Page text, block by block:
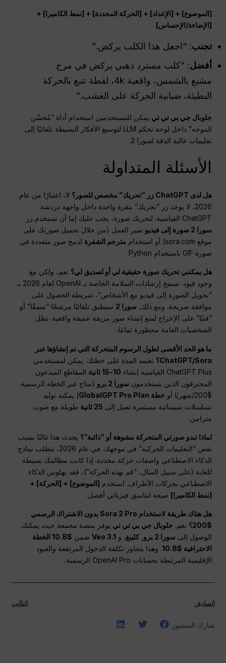
[الموضوع] + [الإعداد] + [الحركة المحددة] + [نمط الكاميرا] +
[الإضاءة/الإحساس]
تجنب: “اجعل هذا الكلب يركض.”
أفضل: “كلب مسترد ذهبي يركض في مرج
مشبع بالشمس، واقعية 4k، لقطة تتبع بالحركة
البطيئة، ضبابية الحركة على العشب.”
جلوبال جي بي تي تي يمكن للمستخدمين استخدام أداة “مُحسِّن
الموجه” داخل لوحة تحكم LLM لتوسيع الأفكار البسيطة تلقائيًا إلى
تعليمات عالية الدقة لسورا 2.
الأسئلة المتداولة
هل لدى ChatGPT زر “تحريك” مخصص للصور؟
لا، اعتبارًا من عام
2026، لا يوجد زر “تحريك” بنقرة واحدة داخل واجهة دردشة
ChatGPT القياسية. لتحريك صورة، يجب عليك إما أن تستخدم زر
سورا 2 صورة إلى فيديو
سير العمل (من خلال تحميل صورتك على
موقع sora.com) أو استخدام
مترجم الشفرة لدمج صور متعددة في
صورة GIF باستخدام Python.
هل يمكنني تحريك صورة حقيقية لي أو لصديق لي؟ نعم، ولكن مع
وجود قيود. تسمح إرشادات السلامة الخاصة بـ OpenAI لعام 2026 بـ
“تحويل الصورة إلى فيديو مع الأشخاص”، شريطة الحصول على
موافقة صريحة. ومع ذلك, سورا 2
سيطبق تلقائيًا مرشحًا “منمقًا” أو
“فنيًا” على الإخراج لمنع إنشاء صور مزيفة عميقة واقعية. تظل
الشخصيات العامة محظورة تمامًا.
ما هو الحد الأقصى لطول الرسوم المتحركة التي تم إنشاؤها عبر
ChatGPT/Sora؟
تعتمد المدة على خطتك. يمكن لمستخدمي
ChatGPT Plus القياسية إنشاء
10-15 ثانية
المقاطع المبدعون
المحترفون الذين يستخدمون سورا 2 برو
(متاح عبر الخطة الرسمية
$200/شهريًا أو
خطة GlobalGPT Pro Plan
) يمكنه توليد
تسلسلات سينمائية مستمرة تصل إلى 25 ثانية
طويلة مع صوت
متزامن.
لماذا تبدو صورتي المتحركة مشوهة أو “ذائبة”؟ يحدث هذا غالبًا بسبب
نقص “التعليمات الحركية” في موجهك. في عام 2026، تتطلب نماذج
الذكاء الاصطناعي واصفات حركة محددة. إذا كانت مطالبتك بسيطة
للغاية (على سبيل المثال، “قم بهذه الحركة”)، فقد يهلوس الذكاء
الاصطناعي بحركات الأطراف. استخدم [الموضوع] + [الحركة] +
[نمط الكاميرا] صيغة لتناسق فيزيائي أفضل.
هل هناك طريقة لاستخدام Sora 2 Pro بدون الاشتراك الرسمي
$200؟
نعم. جلوبال جي بي تي تي يوفر منصة مجمعة حيث يمكنك
الوصول إلى سورا 2 برو ,كلينغ , و Veo 3.1 ضمن
$10.8 الخطة
الاحترافية $10.8
. وهذا يتجاوز تكلفة الدخول المرتفعة والقيود
الإقليمية المرتبطة بحسابات OpenAI Pro الرسمية.
السابق التالي
شارك المنشور: